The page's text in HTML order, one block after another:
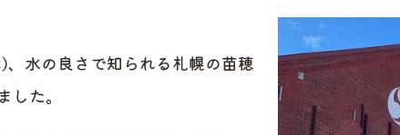
水の良さで知られる札幌の苗穂
した。